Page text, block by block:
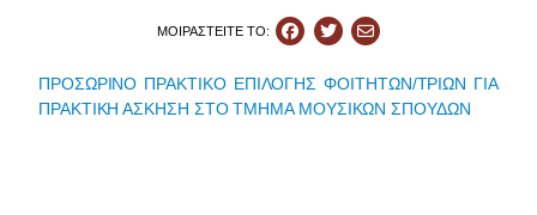
ΜΟΙΡΑΣΤEIΤΕ ΤΟ:
ΠΡΟΣΩΡΙΝΟ ΠΡΑΚΤΙΚΟ ΕΠΙΛΟΓΗΣ ΦΟΙΤΗΤΩΝ/ΤΡΙΩΝ ΓΙΑ
ΠΡΑΚΤΙΚΗ ΑΣΚΗΣΗ ΣΤΟ ΤΜΗΜΑ ΜΟΥΣΙΚΩΝ ΣΠΟΥΔΩΝ